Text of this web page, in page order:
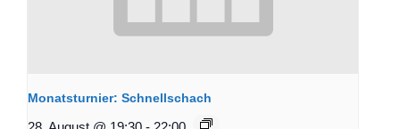
Monatsturnier: Schnellschach